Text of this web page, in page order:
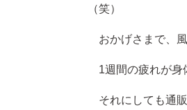
（笑）
おかげさまで、風
1週間の疲れが身
それにしても通販